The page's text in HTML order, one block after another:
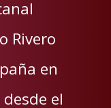
Rivero
en
el